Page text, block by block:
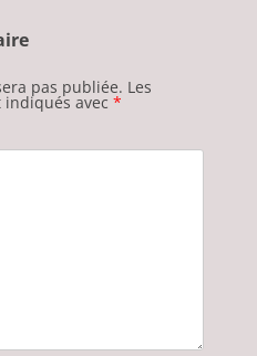
pas publiée. Les
avec *